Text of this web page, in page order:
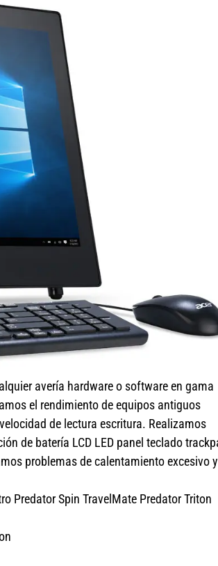
avería hardware o software en gama
el rendimiento de equipos antiguos
de lectura escritura. Realizamos
de batería LCD LED panel teclado
problemas de calentamiento excesivo y
Predator Spin TravelMate Predator Triton